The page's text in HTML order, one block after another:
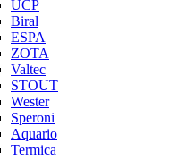
UCP
Biral
ESPA
ZOTA
Valtec
STOUT
Wester
Speroni
Aquario
Termica